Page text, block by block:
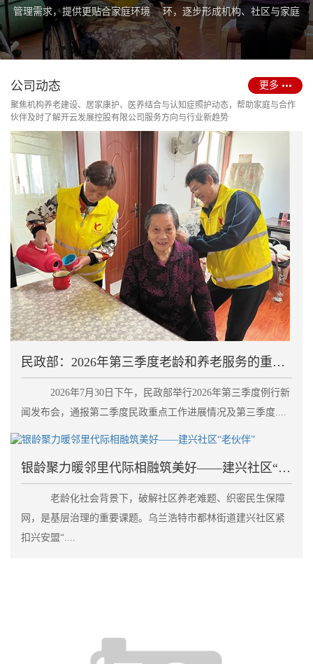
管理需求，提供更贴合家庭环境
的护理服务与用药协助支持。
环，逐步形成机构、社区与家庭
场景协同的长期照护支持体系。
公司动态
聚焦机构养老建设、居家康护、医养结合与认知症照护动态，帮助家庭与合作
伙伴及时了解开云发展控股有限公司服务方向与行业新趋势
更多
民政部：2026年第三季度老龄和养老服务的重点工作
2026年7月30日下午，民政部举行2026年第三季度例行新
闻发布会，通报第二季度民政重点工作进展情况及第三季度....
银龄聚力暖邻里代际相融筑美好——建兴社区“老伙伴”
老龄化社会背景下，破解社区养老难题、织密民生保障
网，是基层治理的重要课题。乌兰浩特市都林街道建兴社区紧
扣兴安盟“....